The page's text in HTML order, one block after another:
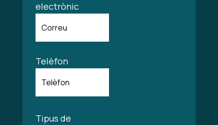
electrònic
Telèfon
Tipus de